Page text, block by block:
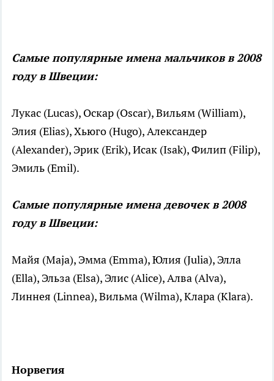
Самые популярные имена мальчиков в 2008
году в Швеции:
Лукас (Lucas), Оскар (Oscar), Вильям (William),
Элия (Elias), Хьюго (Hugo), Александер
(Alexander), Эрик (Erik), Исак (Isak), Филип (Filip),
Эмиль (Emil).
Самые популярные имена девочек в 2008
году в Швеции:
Майя (Maja), Эмма (Emma), Юлия (Julia), Элла
(Ella), Эльза (Elsa), Элис (Alice), Алва (Alva),
Линнея (Linnea), Вильма (Wilma), Клара (Klara).
Норвегия